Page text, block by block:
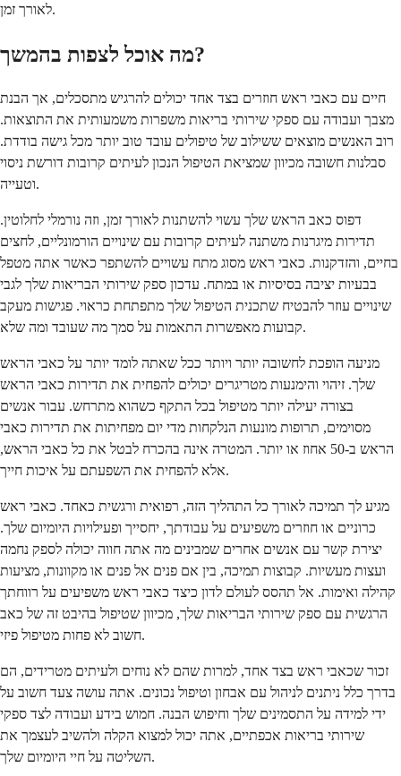
לאורך זמן.
מה אוכל לצפות בהמשך?
חיים עם כאבי ראש חוזרים בצד אחד יכולים להרגיש מתסכלים, אך הבנת
מצבך ועבודה עם ספקי שירותי בריאות משפרות משמעותית את התוצאות.
רוב האנשים מוצאים ששילוב של טיפולים עובד טוב יותר מכל גישה בודדת.
סבלנות חשובה מכיוון שמציאת הטיפול הנכון לעיתים קרובות דורשת ניסוי
וטעייה.
דפוס כאב הראש שלך עשוי להשתנות לאורך זמן, וזה נורמלי לחלוטין.
תדירות מיגרנות משתנה לעיתים קרובות עם שינויים הורמונליים, לחצים
בחיים, והזדקנות. כאבי ראש מסוג מתח עשויים להשתפר כאשר אתה מטפל
בבעיות יציבה בסיסיות או במתח. עדכון ספק שירותי הבריאות שלך לגבי
שינויים עוזר להבטיח שתכנית הטיפול שלך מתפתחת כראוי. פגישות מעקב
קבועות מאפשרות התאמות על סמך מה שעובד ומה שלא.
מניעה הופכת לחשובה יותר ויותר ככל שאתה לומד יותר על כאבי הראש
שלך. זיהוי והימנעות מטריגרים יכולים להפחית את תדירות כאבי הראש
בצורה יעילה יותר מטיפול בכל התקף כשהוא מתרחש. עבור אנשים
מסוימים, תרופות מונעות הנלקחות מדי יום מפחיתות את תדירות כאבי
הראש ב-50 אחוז או יותר. המטרה אינה בהכרח לבטל את כל כאבי הראש,
אלא להפחית את השפעתם על איכות חייך.
מגיע לך תמיכה לאורך כל התהליך הזה, רפואית ורגשית כאחד. כאבי ראש
כרוניים או חוזרים משפיעים על עבודתך, יחסייך ופעילויות היומיום שלך.
יצירת קשר עם אנשים אחרים שמבינים מה אתה חווה יכולה לספק נחמה
ועצות מעשיות. קבוצות תמיכה, בין אם פנים אל פנים או מקוונות, מציעות
קהילה ואימות. אל תהסס לעולם לדון כיצד כאבי ראש משפיעים על רווחתך
הרגשית עם ספק שירותי הבריאות שלך, מכיוון שטיפול בהיבט זה של כאב
חשוב לא פחות מטיפול פיזי.
זכור שכאבי ראש בצד אחד, למרות שהם לא נוחים ולעיתים מטרידים, הם
בדרך כלל ניתנים לניהול עם אבחון וטיפול נכונים. אתה עושה צעד חשוב על
ידי למידה על התסמינים שלך וחיפוש הבנה. חמוש בידע ועבודה לצד ספקי
שירותי בריאות אכפתיים, אתה יכול למצוא הקלה ולהשיב לעצמך את
השליטה על חיי היומיום שלך.